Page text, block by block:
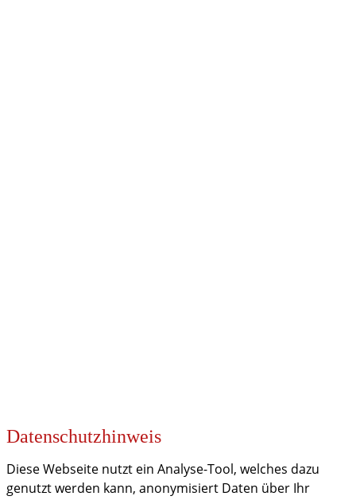
Datenschutzhinweis
Diese Webseite nutzt ein Analyse-Tool, welches dazu
genutzt werden kann, anonymisiert Daten über Ihr